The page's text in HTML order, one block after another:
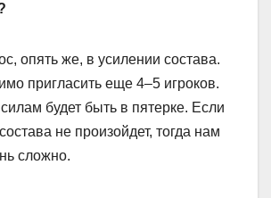
опять же, в усилении состава.
пригласить еще 4–5 игроков.
будет быть в пятерке. Если
не произойдет, тогда нам
сложно.